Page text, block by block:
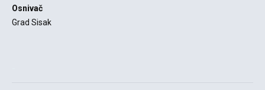
Osnivač
Grad Sisak